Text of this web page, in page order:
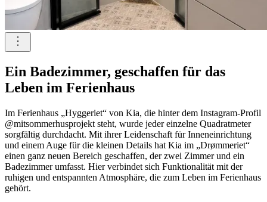
Ein Badezimmer, geschaffen für das
Leben im Ferienhaus
Im Ferienhaus „Hyggeriet“ von Kia, die hinter dem Instagram-Profil
@mitsommerhusprojekt steht, wurde jeder einzelne Quadratmeter
sorgfältig durchdacht. Mit ihrer Leidenschaft für Inneneinrichtung
und einem Auge für die kleinen Details hat Kia im „Drømmeriet“
einen ganz neuen Bereich geschaffen, der zwei Zimmer und ein
Badezimmer umfasst. Hier verbindet sich Funktionalität mit der
ruhigen und entspannten Atmosphäre, die zum Leben im Ferienhaus
gehört.